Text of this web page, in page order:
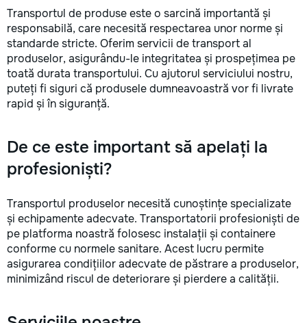
Transportul de produse este o sarcină importantă și
responsabilă, care necesită respectarea unor norme și
standarde stricte. Oferim servicii de transport al
produselor, asigurându-le integritatea și prospețimea pe
toată durata transportului. Cu ajutorul serviciului nostru,
puteți fi siguri că produsele dumneavoastră vor fi livrate
rapid și în siguranță.
De ce este important să apelați la
profesioniști?
Transportul produselor necesită cunoștințe specializate
și echipamente adecvate. Transportatorii profesioniști de
pe platforma noastră folosesc instalații și containere
conforme cu normele sanitare. Acest lucru permite
asigurarea condițiilor adecvate de păstrare a produselor,
minimizând riscul de deteriorare și pierdere a calității.